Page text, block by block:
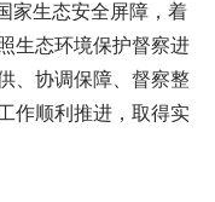
家生态安全屏障，着
生态环境保护督察进
、协调保障、督察整
作顺利推进，取得实